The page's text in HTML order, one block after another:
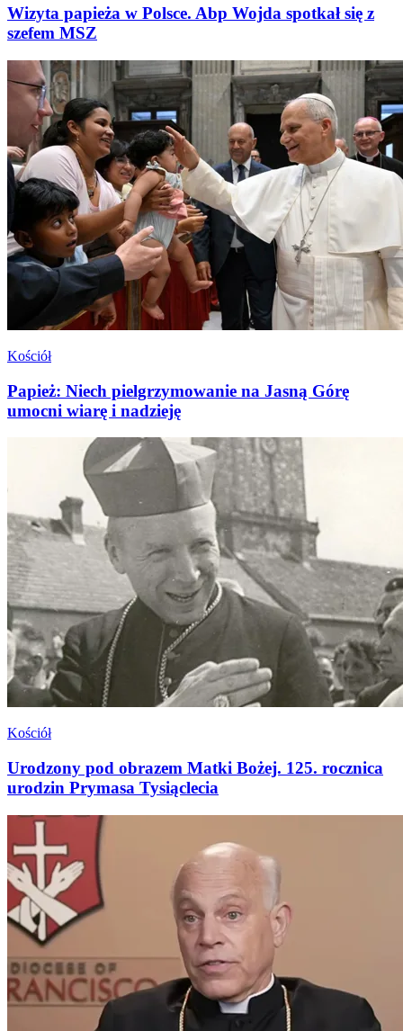
Wizyta papieża w Polsce. Abp Wojda spotkał się z
szefem MSZ
Kościół
Papież: Niech pielgrzymowanie na Jasną Górę
umocni wiarę i nadzieję
Kościół
Urodzony pod obrazem Matki Bożej. 125. rocznica
urodzin Prymasa Tysiąclecia